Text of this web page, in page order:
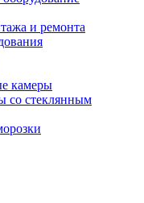
и ремонта
камеры
со стеклянным